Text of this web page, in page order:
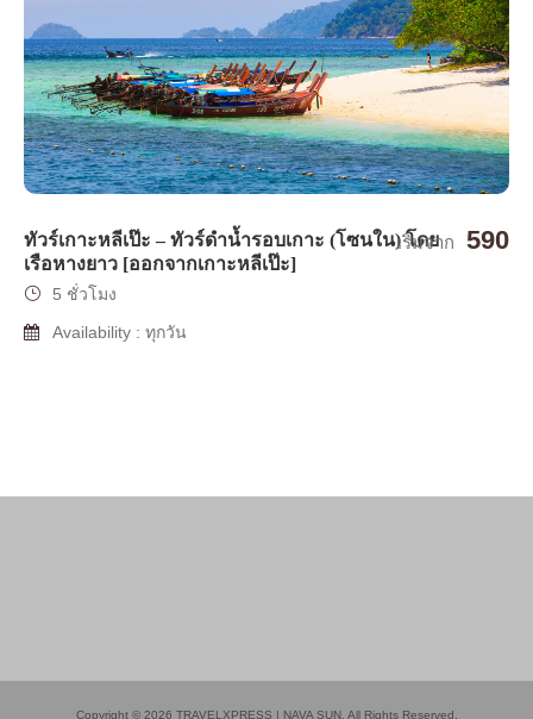
ทัวร์เกาะหลีเป๊ะ – ทัวร์ดำน้ำรอบเกาะ (โซนใน) โดย
เรือหางยาว [ออกจากเกาะหลีเป๊ะ]
เริ่มจาก 590
5 ชั่วโมง
Availability : ทุกวัน
Copyright © 2026 TRAVELXPRESS | NAVA SUN. All Rights Reserved.